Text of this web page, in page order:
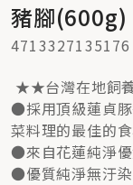
豬腳(600g)
4713327135176
★★台灣在地飼
●採用頂級蓮貞
菜料理的最佳的
●來自花蓮純淨
●優質純淨無汙